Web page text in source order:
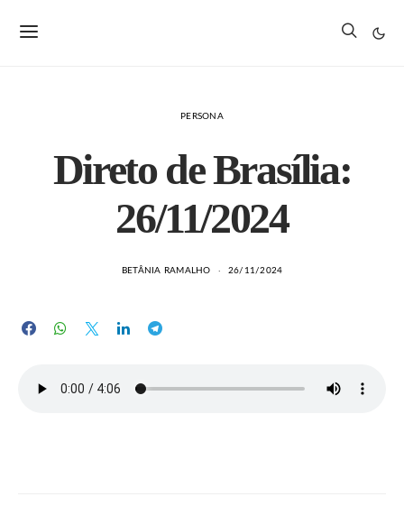
PERSONA
Direto de Brasília:
26/11/2024
BETÂNIA RAMALHO 26/11/2024